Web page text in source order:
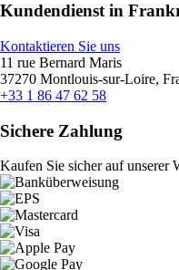
Kundendienst in
Kontaktieren Sie uns
11 rue Bernard Maris
37270 Montlouis-sur-Loire,
+33 1 86 47 62 58
Sichere Zahlung
Kaufen Sie sicher auf unserer